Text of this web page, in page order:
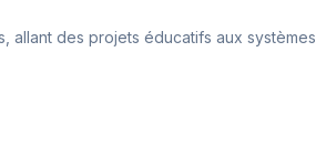
des projets éducatifs aux